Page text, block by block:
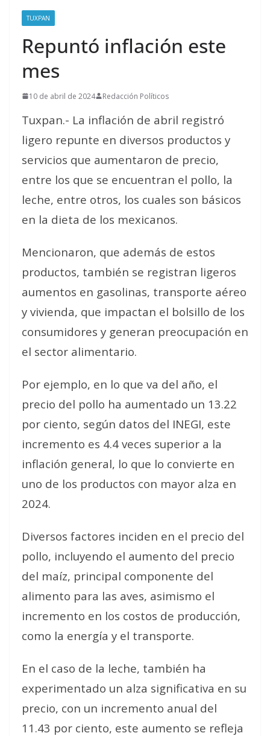
TUXPAN
Repuntó inflación este
mes
10 de abril de 2024 Redacción Políticos
Tuxpan.- La inflación de abril registró
ligero repunte en diversos productos y
servicios que aumentaron de precio,
entre los que se encuentran el pollo, la
leche, entre otros, los cuales son básicos
en la dieta de los mexicanos.
Mencionaron, que además de estos
productos, también se registran ligeros
aumentos en gasolinas, transporte aéreo
y vivienda, que impactan el bolsillo de los
consumidores y generan preocupación en
el sector alimentario.
Por ejemplo, en lo que va del año, el
precio del pollo ha aumentado un 13.22
por ciento, según datos del INEGI, este
incremento es 4.4 veces superior a la
inflación general, lo que lo convierte en
uno de los productos con mayor alza en
2024.
Diversos factores inciden en el precio del
pollo, incluyendo el aumento del precio
del maíz, principal componente del
alimento para las aves, asimismo el
incremento en los costos de producción,
como la energía y el transporte.
En el caso de la leche, también ha
experimentado un alza significativa en su
precio, con un incremento anual del
11.43 por ciento, este aumento se refleja